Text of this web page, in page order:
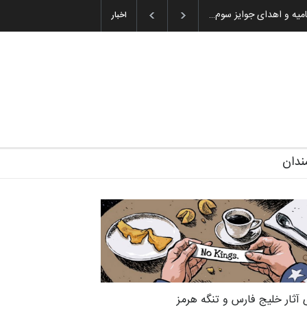
اخبار اختتامیه و اهدای جوایز سوم…
آثار خلیج فارس و تنگه هرمز